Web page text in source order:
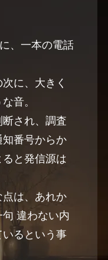
、一本の電話
に、大きく
音。
され、調査
番号からか
と発信源は
は、あれか
違わない内
るという事